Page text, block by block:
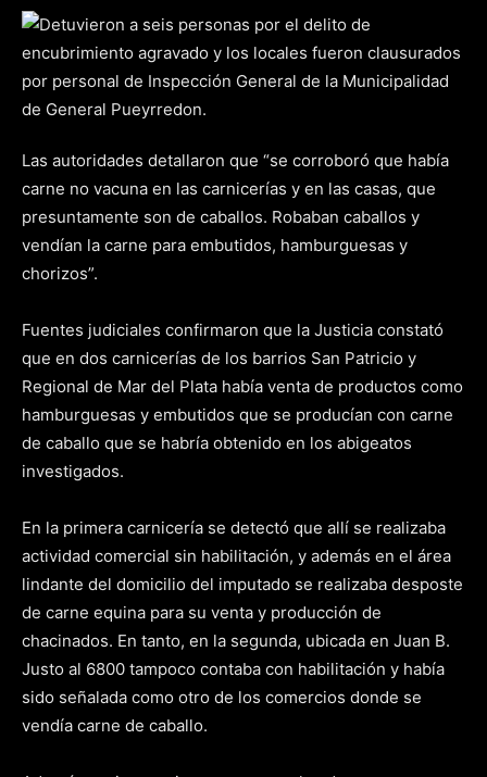
Las autoridades detallaron que “se corroboró que había
carne no vacuna en las carnicerías y en las casas, que
presuntamente son de caballos. Robaban caballos y
vendían la carne para embutidos, hamburguesas y
chorizos”.
Fuentes judiciales confirmaron que la Justicia constató
que en dos carnicerías de los barrios San Patricio y
Regional de Mar del Plata había venta de productos como
hamburguesas y embutidos que se producían con carne
de caballo que se habría obtenido en los abigeatos
investigados.
En la primera carnicería se detectó que allí se realizaba
actividad comercial sin habilitación, y además en el área
lindante del domicilio del imputado se realizaba desposte
de carne equina para su venta y producción de
chacinados. En tanto, en la segunda, ubicada en Juan B.
Justo al 6800 tampoco contaba con habilitación y había
sido señalada como otro de los comercios donde se
vendía carne de caballo.